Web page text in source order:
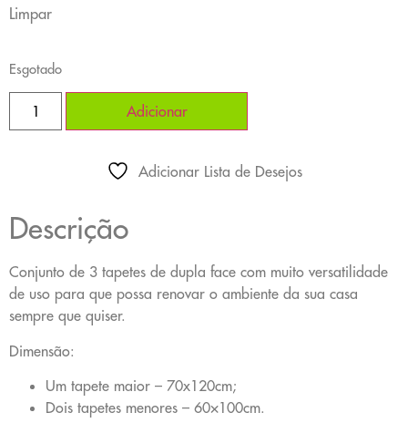
Limpar
Esgotado
Adicionar
Adicionar Lista de Desejos
Descrição
Conjunto de 3 tapetes de dupla face com muito versatilidade
de uso para que possa renovar o ambiente da sua casa
sempre que quiser.
Dimensão:
Um tapete maior – 70x120cm;
Dois tapetes menores – 60×100cm.